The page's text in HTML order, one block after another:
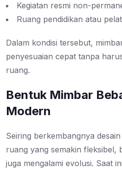
Kegiatan resmi non-
Ruang pendidikan atau
Dalam kondisi tersebut,
penyesuaian cepat tanpa
ruang.
Bentuk Mimbar
Modern
Seiring berkembangnya
ruang yang semakin fleksibel,
juga mengalami evolusi. Saat